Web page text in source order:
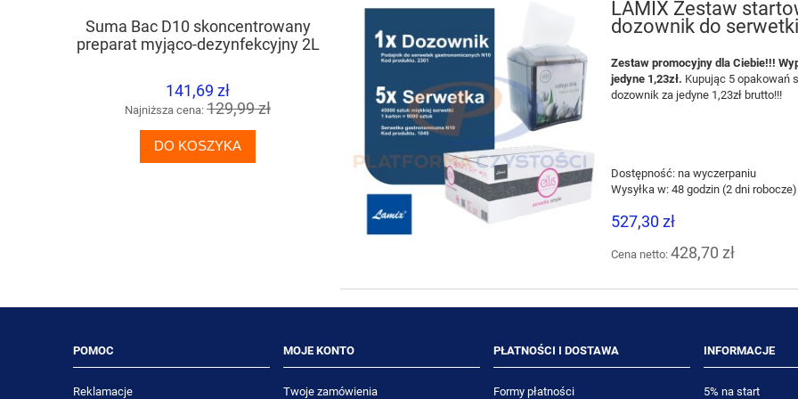
Suma Bac D10 skoncentrowany
preparat myjąco-dezynfekcyjny 2L
141,69 zł
Najniższa cena: 129,99 zł
DO KOSZYKA
TASKI Jontec Jonclean 800 5L
silny, alkaliczny preparat do
okresowego doczyszczania
80,50 zł
Najniższa cena: 87,75 zł
DO KOSZYKA
Optimax Rinse 5L preparat do
87,20 zł
LAMIX Zestaw
dozownik do
Zestaw promocyjny dla Ciebie!!!
jedyne 1,23zł. Kupując 5 opakowań
dozownik za jedyne 1,23zł brutto!!!
Dostępność: na wyczerpaniu
Wysyłka w: 48 godzin (2 dni robocze)
527,30 zł
Cena netto: 428,70 zł
POMOC
Reklamacje
MOJE KONTO
Twoje zamówienia
PŁATNOŚCI I DOSTAWA
Formy płatności
INFORMACJE
5% na start